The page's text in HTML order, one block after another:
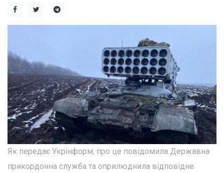
Як передає Укрінформ, про це повідомила Державна
прикордонна служба та оприлюднила відповідне